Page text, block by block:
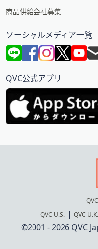
商品供給会社募集
ソーシャルメディア一覧
QVC公式アプリ
QVC U.S.
QVC U.K.
©2001 - 2026 QVC